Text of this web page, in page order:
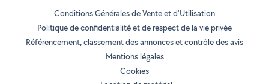
Conditions Générales de Vente et d'Utilisation
Politique de confidentialité et de respect de la vie privée
Référencement, classement des annonces et contrôle des avis
Mentions légales
Cookies